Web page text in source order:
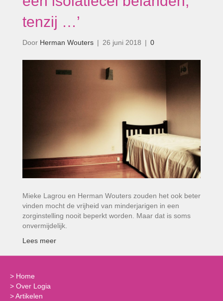
tenzij …’
Door Herman Wouters | 26 juni 2018 | 0
Mieke Lagrou en Herman Wouters zouden het ook beter
vinden mocht de vrijheid van minderjarigen in een
zorginstelling nooit beperkt worden. Maar dat is soms
onvermijdelijk.
Lees meer
> Home
> Over Logia
>Artikelen